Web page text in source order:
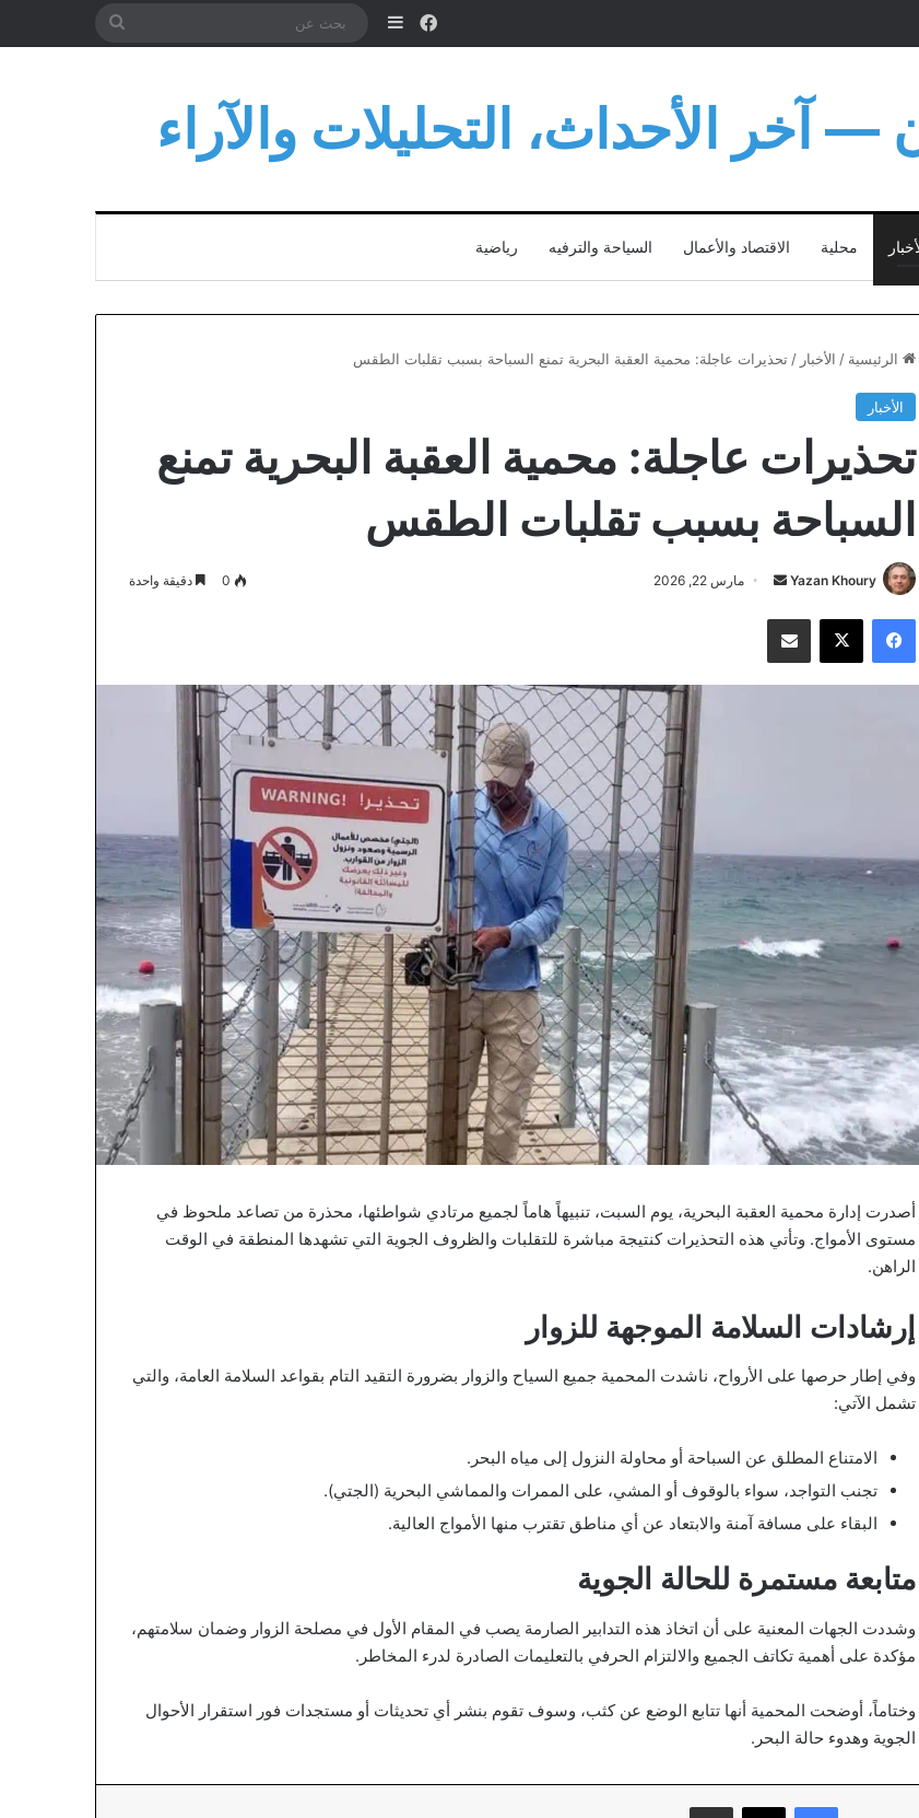
فيسبوكإضافة عمود جانبي
بحث
— آخر الأحداث، التحليلات والآراء
محلية الاقتصاد والأعمال السياحة والترفيه رياضية
الرئيسية / الأخبار / تحذيرات عاجلة: محمية العقبة البحرية تمنع السباحة بسبب تقلبات الطقس
الأخبار
تحذيرات عاجلة: محمية العقبة البحرية تمنع
السباحة بسبب تقلبات الطقس
Yazan Khoury
أرسل مارس 22, 2026 0 دقيقة واحدة
فيسبوك ‫X مشاركة عبر البريد
أصدرت إدارة محمية العقبة البحرية، يوم السبت، تنبيهاً هاماً لجميع مرتادي شواطئها، محذرة من تصاعد ملحوظ في
مستوى الأمواج. وتأتي هذه التحذيرات كنتيجة مباشرة للتقلبات والظروف الجوية التي تشهدها المنطقة في الوقت
الراهن.
إرشادات السلامة الموجهة للزوار
وفي إطار حرصها على الأرواح، ناشدت المحمية جميع السياح والزوار بضرورة التقيد التام بقواعد السلامة العامة، والتي
تشمل الآتي:
الامتناع المطلق عن السباحة أو محاولة النزول إلى مياه البحر.
تجنب التواجد، سواء بالوقوف أو المشي، على الممرات والمماشي البحرية (الجتي).
البقاء على مسافة آمنة والابتعاد عن أي مناطق تقترب منها الأمواج العالية.
متابعة مستمرة للحالة الجوية
وشددت الجهات المعنية على أن اتخاذ هذه التدابير الصارمة يصب في المقام الأول في مصلحة الزوار وضمان سلامتهم،
مؤكدة على أهمية تكاتف الجميع والالتزام الحرفي بالتعليمات الصادرة لدرء المخاطر.
وختاماً، أوضحت المحمية أنها تتابع الوضع عن كثب، وسوف تقوم بنشر أي تحديثات أو مستجدات فور استقرار الأحوال
الجوية وهدوء حالة البحر.
فيسبوك ‫X مشاركة عبر البريد